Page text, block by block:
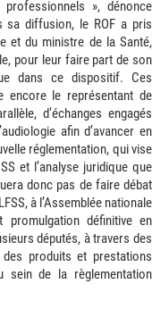
», dénonce
sa diffusion, le ROF a pris
et du ministre de la Santé,
pour leur faire part de son
dans ce dispositif. Ces
encore le représentant de
d’échanges engagés
afin d’avancer en
réglementation, qui vise
et l’analyse juridique que
donc pas de faire débat
à l’Assemblée nationale
promulgation définitive en
députés, à travers des
des produits et prestations
sein de la règlementation